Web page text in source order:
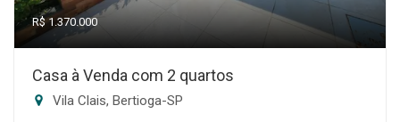
R$ 1.370.000
Casa à Venda com 2 quartos
Vila Clais, Bertioga-SP